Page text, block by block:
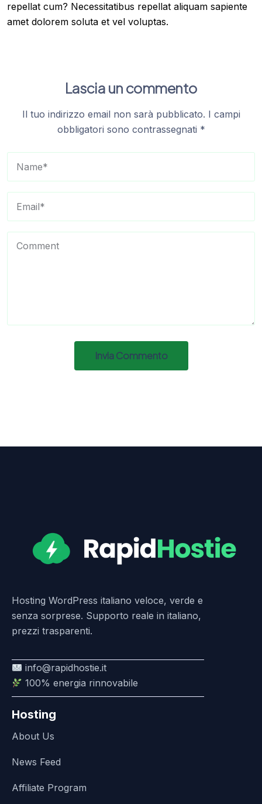
repellat cum? Necessitatibus repellat aliquam sapiente
amet dolorem soluta et vel voluptas.
Lascia un commento
Il tuo indirizzo email non sarà pubblicato. I campi
obbligatori sono contrassegnati *
Hosting WordPress italiano veloce, verde e
senza sorprese. Supporto reale in italiano,
prezzi trasparenti.
info@rapidhostie.it
100% energia rinnovabile
Hosting
About Us
News Feed
Affiliate Program